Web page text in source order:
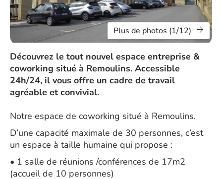
Plus de photos (1/12)
Découvrez le tout nouvel espace entreprise &
coworking situé à Remoulins. Accessible
24h/24, il vous offre un cadre de travail
agréable et convivial.
Notre espace de coworking situé à Remoulins.
D’une capacité maximale de 30 personnes, c’est
un espace à taille humaine qui propose :
• 1 salle de réunions /conférences de 17m2
(accueil de 10 personnes)